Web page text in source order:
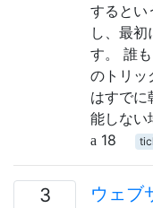
するとい
し、最
す。 誰
のトリッ
はすでに
能しない
18
3
ウェブ